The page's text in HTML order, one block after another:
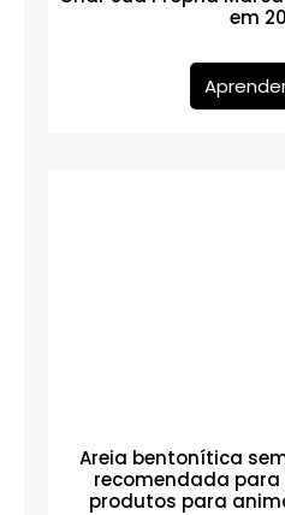
em
Areia bentonítica
recomendada
produtos para